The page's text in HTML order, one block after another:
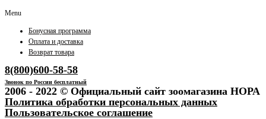
Menu
Бонусная программа
Оплата и доставка
Возврат товара
8(800)600-58-58
Звонок по России бесплатный
2006 - 2022 © Официальный сайт зоомагазина НОРА
Политика обработки персональных данных
Пользовательское соглашение